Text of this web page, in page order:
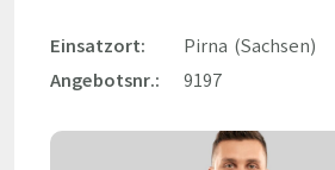
Einsatzort:
Pirna (Sachsen)
Angebotsnr.:
9197